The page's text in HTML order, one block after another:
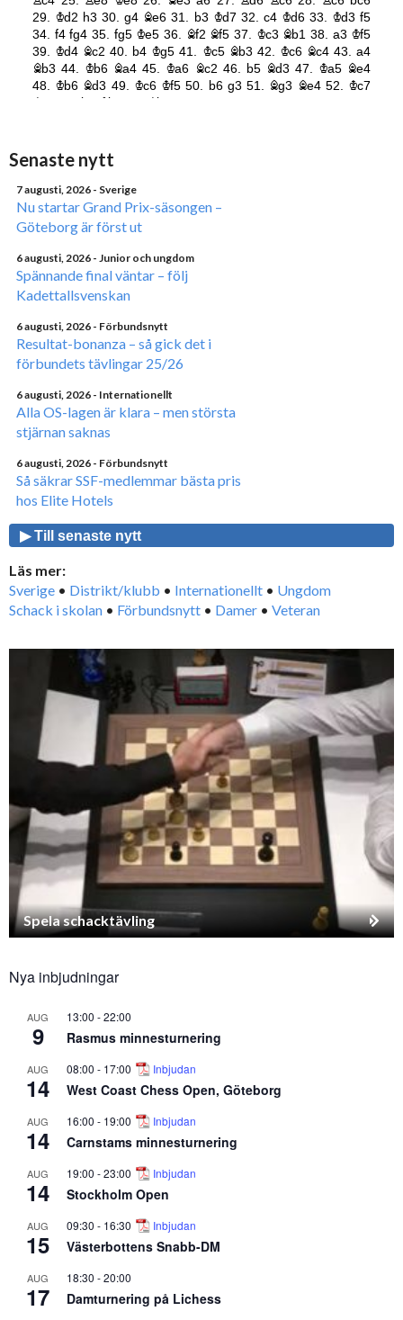
Senaste nytt
7 augusti, 2026 - Sverige
Nu startar Grand Prix-säsongen –
Göteborg är först ut
6 augusti, 2026 - Junior och ungdom
Spännande final väntar – följ
Kadettallsvenskan
6 augusti, 2026 - Förbundsnytt
Resultat-bonanza – så gick det i
förbundets tävlingar 25/26
6 augusti, 2026 - Internationellt
Alla OS-lagen är klara – men största
stjärnan saknas
6 augusti, 2026 - Förbundsnytt
Så säkrar SSF-medlemmar bästa pris
hos Elite Hotels
▶ Till senaste nytt
Läs mer:
Sverige • Distrikt/klubb • Internationellt • Ungdom
Schack i skolan • Förbundsnytt • Damer • Veteran
Spela schacktävling
Nya inbjudningar
AUG
9
13:00 -22:00
Rasmus minnesturnering
AUG
14
08:00 - 17:00 Inbjudan
West Coast Chess Open, Göteborg
AUG
14
16:00 - 19:00 Inbjudan
Carnstams minnesturnering
AUG
14
19:00 -23:00 Inbjudan
Stockholm Open
AUG
15
09:30 - 16:30 Inbjudan
Västerbottens Snabb-DM
AUG
17
18:30 -20:00
Damturnering på Lichess